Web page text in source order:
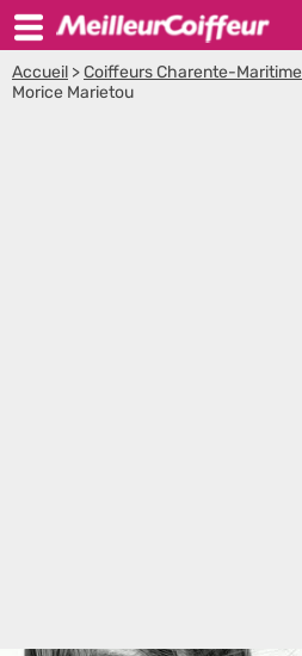
Accueil >Coiffeurs Charente-Maritime
Morice Marietou